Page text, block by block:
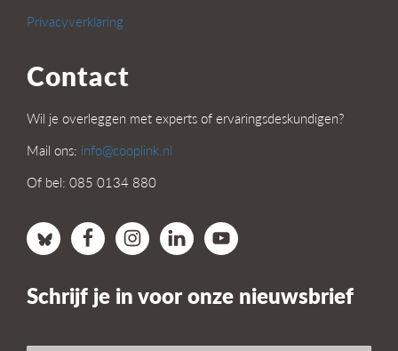
Privacyverklaring
Contact
Wil je overleggen met experts of ervaringsdeskundigen?
Mail ons: info@cooplink.nl
Of bel: 085 0134 880
Schrijf je in voor onze nieuwsbrief